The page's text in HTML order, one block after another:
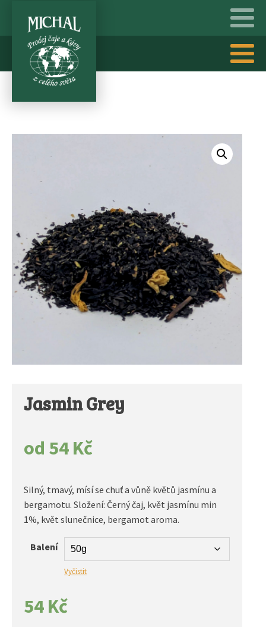
Jasmin Grey
od 54 Kč
Silný, tmavý, mísí se chuť a vůně květů jasmínu a
bergamotu. Složení: Černý čaj, květ jasmínu min
1%, květ slunečnice, bergamot aroma.
Balení
Vyčistit
54 Kč